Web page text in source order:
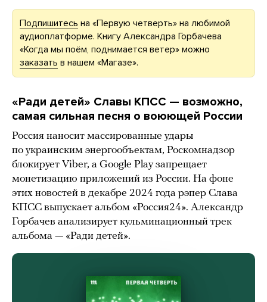
Подпишитесь на «Первую четверть» на любимой
аудиоплатформе. Книгу Александра Горбачева
«Когда мы поём, поднимается ветер» можно
заказать в нашем «Магазе».
«Ради детей» Славы КПСС — возможно,
самая сильная песня о воюющей России
Россия наносит массированные удары
по украинским энергообъектам, Роскомнадзор
блокирует Viber, а Google Play запрещает
монетизацию приложений из России. На фоне
этих новостей в декабре 2024 года рэпер Слава
КПСС выпускает альбом «Россия24». Александр
Горбачев анализирует кульминационный трек
альбома — «Ради детей».